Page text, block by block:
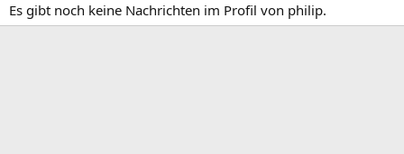
Es gibt noch keine Nachrichten im Profil von philip.